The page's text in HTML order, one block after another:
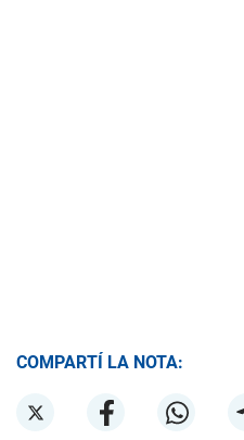
COMPARTÍ LA NOTA: